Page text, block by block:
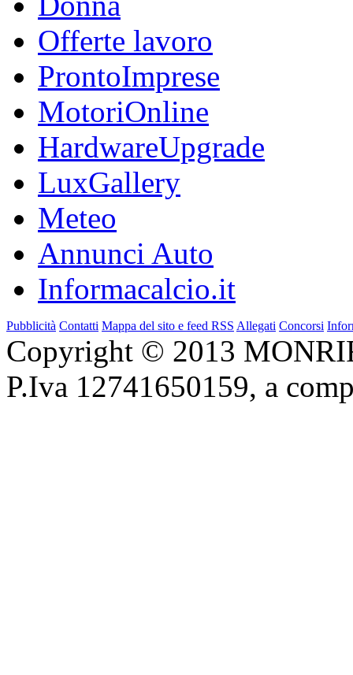
Offerte lavoro
ProntoImprese
MotoriOnline
HardwareUpgrade
LuxGallery
Meteo
Annunci Auto
Informacalcio.it
Pubblicità Contatti Mappa del sito e feed RSS Allegati Concorsi
Copyright © 2013
P.Iva 12741650159, a